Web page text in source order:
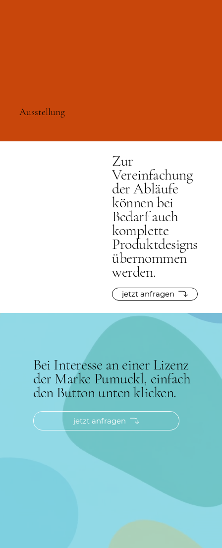
Ausstellung
Zur
Vereinfachung
der Abläufe
können bei
Bedarf auch
komplette
Produktdesigns
übernommen
werden.
jetzt anfragen
Bei Interesse an einer Lizenz
der Marke Pumuckl, einfach
den Button unten klicken.
jetzt anfragen